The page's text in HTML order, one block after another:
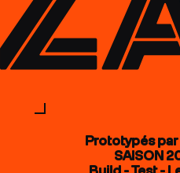
Prototypés par
SAISON